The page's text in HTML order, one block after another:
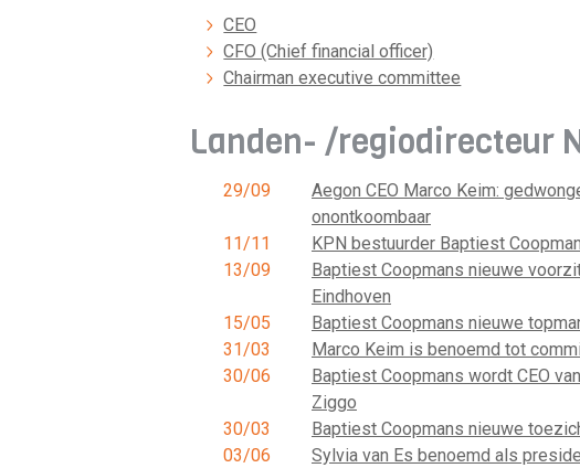
CEO
CFO (Chief financial officer)
Chairman executive committee
Landen- /regiodirecteur
29/09
Aegon CEO Marco Keim:
onontkoombaar
11/11
KPN bestuurder Baptiest
13/09
Baptiest Coopmans nieuwe
Eindhoven
15/05
Baptiest Coopmans nieuwe
31/03
Marco Keim is benoemd tot
30/06
Baptiest Coopmans wordt CEO
Ziggo
30/03
Baptiest Coopmans nieuwe
03/06
Sylvia van Es benoemd als